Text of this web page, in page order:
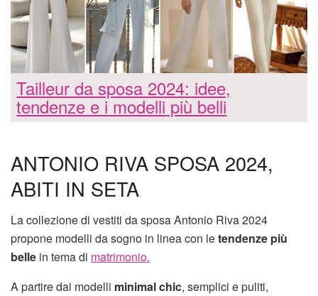
Tailleur da sposa 2024: idee,
tendenze e i modelli più belli
ANTONIO RIVA SPOSA 2024,
ABITI IN SETA
La collezione di vestiti da sposa Antonio Riva 2024
propone modelli da sogno in linea con letendenze più
belle in tema di matrimonio.
A partire dai modelli minimal chic, semplici e puliti,